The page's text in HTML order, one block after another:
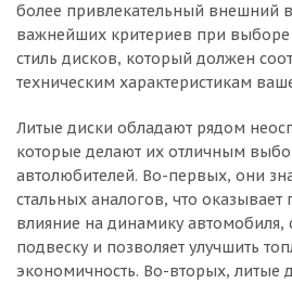
более привлекательный внешний
важнейших критериев при выборе
стиль дисков, который должен
техническим характеристикам
Литые диски обладают рядом
которые делают их отличным
автолюбителей. Во-первых, они
стальных аналогов, что оказывает
влияние на динамику автомобиля,
подвеску и позволяет улучшить
экономичность. Во-вторых, литые